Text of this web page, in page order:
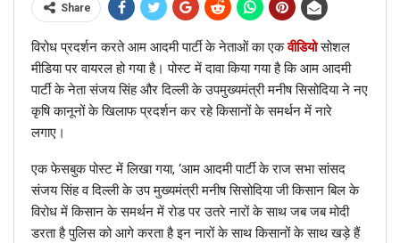
Spot the road contest@MORTHIndia
@nitin_gadkari @rsprasad
@ShahnawazBJP #NH80Bhagalpur-
Pirpainti@PMOIndia @narendramodi
— Abhishek Priyadarshi
(@gustakhiya)
December 15, 2016
Share
विरोध प्रदर्शन करते आम आदमी पार्टी के नेताओं का एकवीडियो सोशल
मीडिया पर वायरल हो गया है। पोस्ट में दावा किया गया है कि आम आदमी
पार्टी के नेता संजय सिंह और दिल्ली के उपमुख्यमंत्री मनीष सिसोदिया ने नए
कृषि कानूनों के खिलाफ प्रदर्शन कर रहे किसानों के समर्थन में नारे
लगाए।
एक फेसबुक पोस्ट में लिखा गया, ‘आम आदमी पार्टी के राज सभा सांसद
संजय सिंह व दिल्ली के उप मुख्यमंत्री मनीष सिसोदिया जी किसान बिल के
विरोध में किसान के समर्थन में रोड पर उतरे नारों के साथ जब जब मोदी
डरता है पुलिस को आगे करता है इन नारों के साथ किसानों के साथ खड़े हैं